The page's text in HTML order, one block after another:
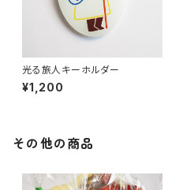
光る旅人キーホルダー
¥1,200
その他の商品